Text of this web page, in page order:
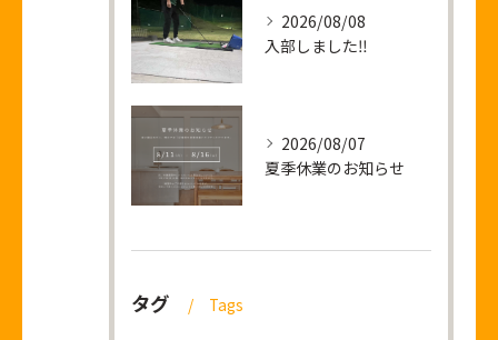
2026/08/08
入部しました‼
2026/08/07
夏季休業のお知らせ
タグ Tags